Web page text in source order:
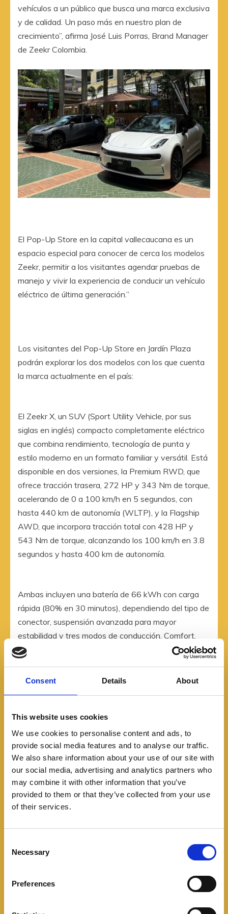
Consent Details About
This website uses cookies
We use cookies to personalise content and ads, to
provide social media features and to analyse our traffic.
We also share information about your use of our site with
our social media, advertising and analytics partners who
may combine it with other information that you’ve
provided to them or that they’ve collected from your use
of their services.
Necessary
Preferences
vehículos a un público que busca una marca exclusiva
y de calidad. Un paso más en nuestro plan de
crecimiento”, afirma José Luis Porras, Brand Manager
de Zeekr Colombia.
El Pop-Up Store en la capital vallecaucana es un
espacio especial para conocer de cerca los modelos
Zeekr, permitir a los visitantes agendar pruebas de
manejo y vivir la experiencia de conducir un vehículo
eléctrico de última generación.”
Los visitantes del Pop-Up Store en Jardín Plaza
podrán explorar los dos modelos con los que cuenta
la marca actualmente en el país:
El Zeekr X, un SUV (Sport Utility Vehicle, por sus
siglas en inglés) compacto completamente eléctrico
que combina rendimiento, tecnología de punta y
estilo moderno en un formato familiar y versátil. Está
disponible en dos versiones, la Premium RWD, que
ofrece tracción trasera, 272 HP y 343 Nm de torque,
acelerando de 0 a 100 km/h en 5 segundos, con
hasta 440 km de autonomía (WLTP), y la Flagship
AWD, que incorpora tracción total con 428 HP y
543 Nm de torque, alcanzando los 100 km/h en 3.8
segundos y hasta 400 km de autonomía.
Ambas incluyen una batería de 66 kWh con carga
rápida (80% en 30 minutos), dependiendo del tipo de
conector, suspensión avanzada para mayor
estabilidad y tres modos de conducción, Comfort,
Sport y Eco.
integral inteligente y gran autonomía, y se encuentra
en tres versiones: Sport RWD, con 272 HP y 343
Nm de torque, acelerando de 0 a 100 km/h en 7.2
segundos; Premium AWD y Flagship AWD, ambas
con 544 HP y 686 Nm de torque, logrando 0 a 100
km/h en solo 3.8 segundos. Todas incorporan una
batería de 100 kWh, con autonomías entre 580 y
de 40 minutos.
El diseño de los vehículos Zeekr es obra de Stefan
Sielaff, vicepresidente de Diseño Global en Geely
Auto Group y referente en la industria automotriz de